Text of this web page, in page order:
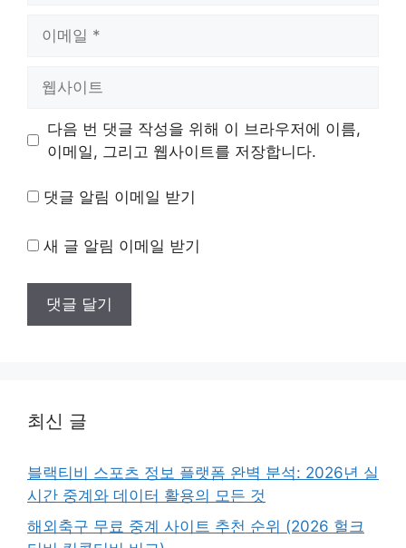
트
다음 번 댓글 작성을 위해 이 브라우저에 이름,
이메일, 그리고 웹사이트를 저장합니다.
댓글 알림 이메일 받기
새 글 알림 이메일 받기
최신 글
블랙티비 스포츠 정보 플랫폼 완벽 분석: 2026년 실
시간 중계와 데이터 활용의 모든 것
해외축구 무료 중계 사이트 추천 순위 (2026 헐크